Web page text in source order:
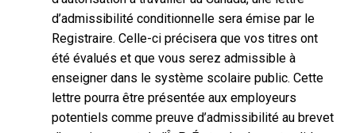
d’admissibilité conditionnelle sera émise par le
Registraire. Celle-ci précisera que vos titres ont
été évalués et que vous serez admissible à
enseigner dans le système scolaire public. Cette
lettre pourra être présentée aux employeurs
potentiels comme preuve d’admissibilité au brevet